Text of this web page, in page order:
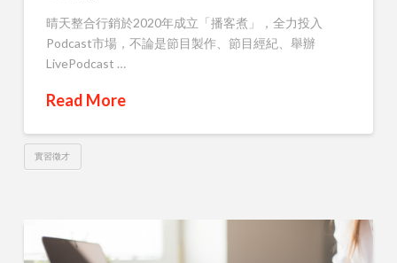
晴天整合行銷於2020年成立「播客煮」，全力投入
Podcast市場，不論是節目製作、節目經紀、舉辦
LivePodcast …
Read More
實習徵才